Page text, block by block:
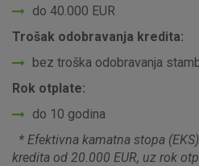
do 40.000 EUR
Trošak odobravanja kredita:
bez troška odobravanja
Rok otplate:
do 10 godina
* Efektivna kamatna stopa
kredita od 20.000 EUR, uz rok